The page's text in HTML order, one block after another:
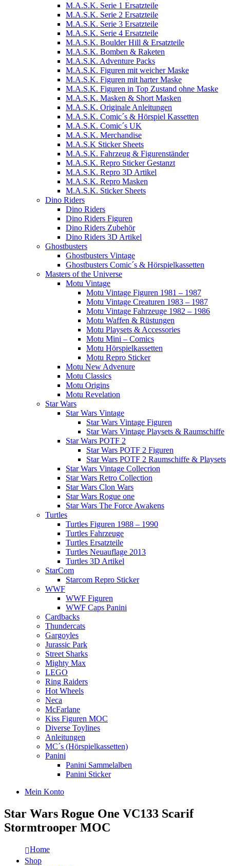
M.A.S.K. Serie 1 Ersatzteile
M.A.S.K. Serie 2 Ersatzteile
M.A.S.K. Serie 3 Ersatzteile
M.A.S.K. Serie 4 Ersatzteile
M.A.S.K. Boulder Hill & Ersatzteile
M.A.S.K. Bomben & Raketen
M.A.S.K. Adventure Packs
M.A.S.K. Figuren mit weicher Maske
M.A.S.K. Figuren mit harter Maske
M.A.S.K. Figuren in Top Zustand ohne Maske
M.A.S.K. Masken & Short Masken
M.A.S.K. Originale Anleitungen
M.A.S.K. Comic´s & Hörspiel Kassetten
M.A.S.K. Comic´s UK
M.A.S.K. Merchandise
M.A.S.K Sticker Sheets
M.A.S.K. Fahrzeug & Figurenständer
M.A.S.K. Repro Sticker Gestanzt
M.A.S.K. Repro 3D Artikel
M.A.S.K. Repro Masken
M.A.S.K. Sticker Sheets
Dino Riders
Dino Riders
Dino Riders Figuren
Dino Riders Zubehör
Dino Riders 3D Artikel
Ghostbusters
Ghostbusters Vintage
Ghostbusters Comic´s & Hörspielkassetten
Masters of the Universe
Motu Vintage
Motu Vintage Figuren 1981 – 1987
Motu Vintage Creaturen 1983 – 1987
Motu Vintage Fahrzeuge 1982 – 1986
Motu Waffen & Rüstungen
Motu Playsets & Accessories
Motu Mini – Comics
Motu Hörspielkassetten
Motu Repro Sticker
Motu New Advenure
Motu Classics
Motu Origins
Motu Revelation
Star Wars
Star Wars Vintage
Star Wars Vintage Figuren
Star Wars Vintage Playsets & Raumschiffe
Star Wars POTF 2
Star Wars POTF 2 Figuren
Star Wars POTF 2 Raumschiffe & Playsets
Star Wars Vintage Collecrion
Star Wars Retro Collection
Star Wars Clon Wars
Star Wars Rogue one
Star Wars The Force Awakens
Turtles
Turtles Figuren 1988 – 1990
Turtles Fahrzeuge
Turtles Ersatzteile
Turtles Neuauflage 2013
Turtles 3D Artikel
StarCom
Starcom Repro Sticker
WWF
WWF Figuren
WWF Caps Panini
Cardbacks
Thundercats
Gargoyles
Jurassic Park
Street Sharks
Mighty Max
LEGO
Ring Raiders
Hot Wheels
Neca
McFarlane
Kiss Figuren MOC
Diverse Toylines
Anleitungen
MC´s (Hörspielkassetten)
Panini
Panini Sammelalben
Panini Sticker
Mein Konto
Star Wars Rogue One VC133 Scarif
Stormtrooper MOC
Home
Shop